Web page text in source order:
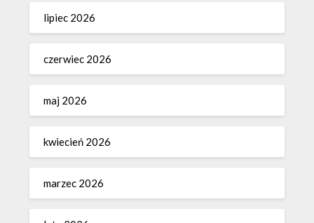
lipiec 2026
czerwiec 2026
maj 2026
kwiecień 2026
marzec 2026